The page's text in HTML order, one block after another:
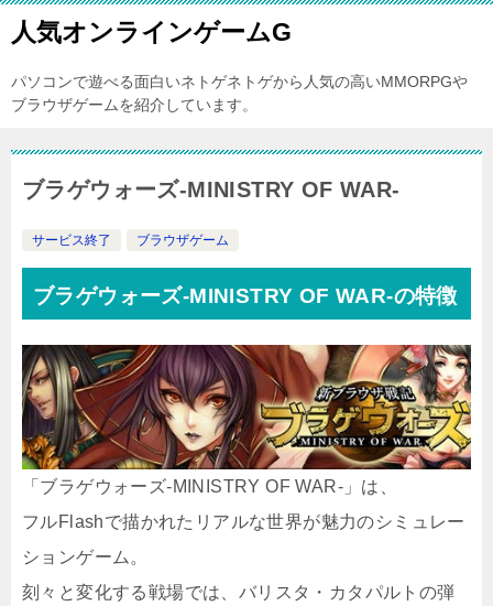
人気オンラインゲームG
パソコンで遊べる面白いネトゲネトゲから人気の高いMMORPGや
ブラウザゲームを紹介しています。
ブラゲウォーズ-MINISTRY OF WAR-
サービス終了 ブラウザゲーム
ブラゲウォーズ-MINISTRY OF WAR-の特徴
「ブラゲウォーズ-MINISTRY OF WAR-」は、
フルFlashで描かれたリアルな世界が魅力のシミュレー
ションゲーム。
刻々と変化する戦場では、バリスタ・カタパルトの弾